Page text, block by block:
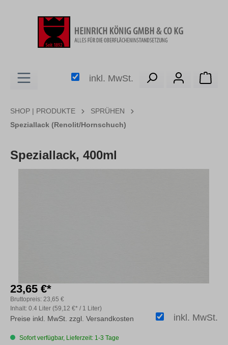
inkl. MwSt.
SHOP | PRODUKTE
SPRÜHEN
Speziallack (Renolit/Hornschuch)
Speziallack, 400ml
23,65 €*
Inhalt: 0.4 Liter (59,12 €* / 1 Liter)
Bruttopreis: 23,65 €
inkl. MwSt.
Preise inkl. MwSt. zzgl. Versandkosten
Sofort verfügbar, Lieferzeit: 1-3 Tage